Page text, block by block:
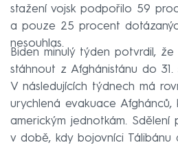
stažení vojsk podpořilo 59
a pouze 25 procent
nesouhlas.
Biden minulý týden potvrdil,
stáhnout z Afghánistánu do
V následujících týdnech má
urychlená evakuace Afghánců,
americkým jednotkám. Sdělení
v době, kdy bojovníci Tálibánu